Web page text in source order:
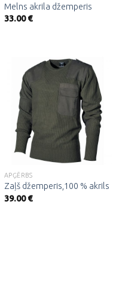
Melns akrila džemperis
33.00€
Pievienot
vēlmju
sarakstam
APĢĒRBS
Zaļš džemperis,100 % akrils
39.00€